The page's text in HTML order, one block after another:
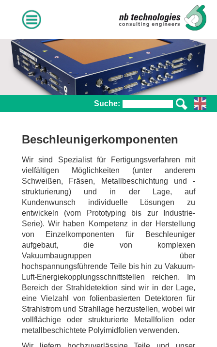
:
Beschleunigerkomponenten
Wir sind Spezialist für Fertigungsverfahren
mit
vielfältigen Möglichkeiten (unter anderem
Schweißen, Fräsen, Metallbeschichtung und -
strukturierung) und in der Lage, auf
Kundenwunsch individuelle Lösungen zu
entwickeln (vom Prototyping bis zur Industrie-
Serie). Wir haben Kompetenz in der Herstellung
von Einzelkomponenten für Beschleuniger
aufgebaut, die von komplexen
Vakuumbaugruppen über
hochspannungsführende Teile bis hin zu Vakuum-
Luft-Energiekopplungsschnittstellen reichen. Im
Bereich der Strahldetektion sind wir in der Lage,
eine Vielzahl von folienbasierten Detektoren für
Strahlstrom und Strahllage herzustellen, wobei wir
vollflächige oder strukturierte Metallfolien oder
metallbeschichtete Polyimidfolien verwenden.